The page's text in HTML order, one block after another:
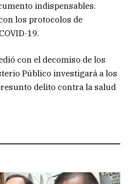
indispensables.
los protocolos de
19.
con el decomiso de los
Público investigará a los
delito contra la salud